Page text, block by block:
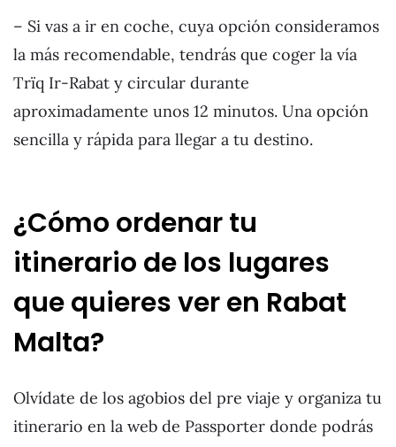
– Si vas a ir en coche, cuya opción consideramos
la más recomendable, tendrás que coger la vía
Trïq Ir-Rabat y circular durante
aproximadamente unos 12 minutos. Una opción
sencilla y rápida para llegar a tu destino.
¿Cómo ordenar tu
itinerario de los lugares
que quieres ver en Rabat
Malta?
Olvídate de los agobios del pre viaje y organiza tu
itinerario en la web de Passporter donde podrás